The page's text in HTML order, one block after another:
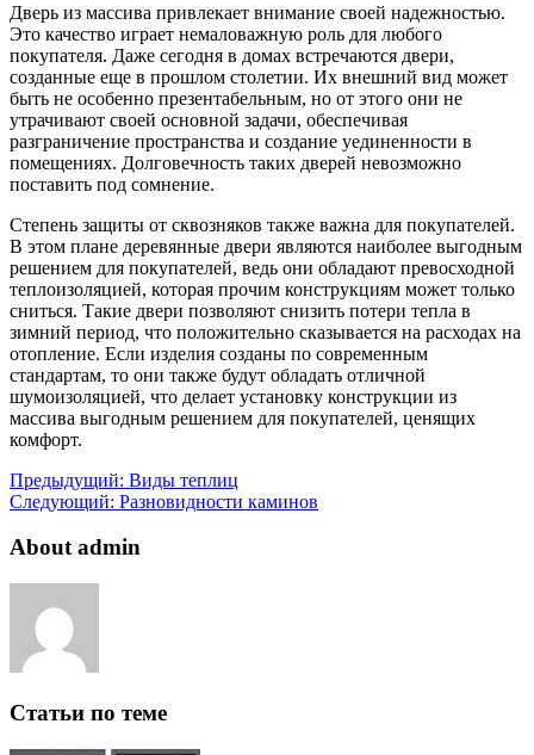
Дверь из массива привлекает внимание своей надежностью.
Это качество играет немаловажную роль для любого
покупателя. Даже сегодня в домах встречаются двери,
созданные еще в прошлом столетии. Их внешний вид может
быть не особенно презентабельным, но от этого они не
утрачивают своей основной задачи, обеспечивая
разграничение пространства и создание уединенности в
помещениях. Долговечность таких дверей невозможно
поставить под сомнение.
Степень защиты от сквозняков также важна для покупателей.
В этом плане деревянные двери являются наиболее выгодным
решением для покупателей, ведь они обладают превосходной
теплоизоляцией, которая прочим конструкциям может только
сниться. Такие двери позволяют снизить потери тепла в
зимний период, что положительно сказывается на расходах на
отопление. Если изделия созданы по современным
стандартам, то они также будут обладать отличной
шумоизоляцией, что делает установку конструкции из
массива выгодным решением для покупателей, ценящих
комфорт.
Предыдущий: Виды теплиц
Следующий: Разновидности каминов
About admin
Статьи по теме